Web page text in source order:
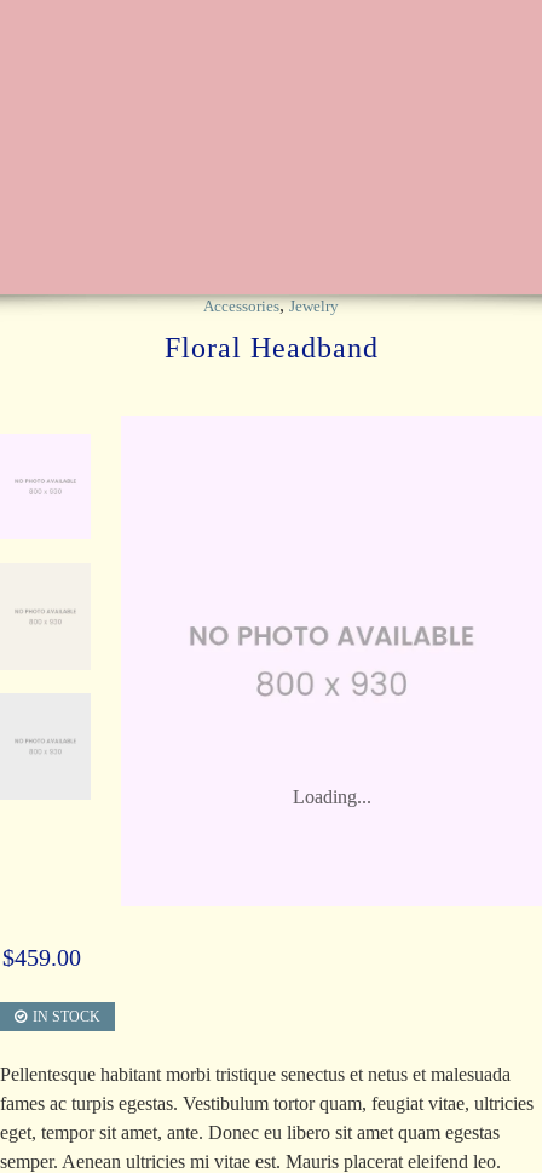
Accessories,Jewelry
Floral Headband
Loading...
Loading...
$459.00
IN STOCK
Pellentesque habitant morbi tristique senectus et netus et malesuada
fames ac turpis egestas. Vestibulum tortor quam, feugiat vitae, ultricies
eget, tempor sit amet, ante. Donec eu libero sit amet quam egestas
semper. Aenean ultricies mi vitae est. Mauris placerat eleifend leo.